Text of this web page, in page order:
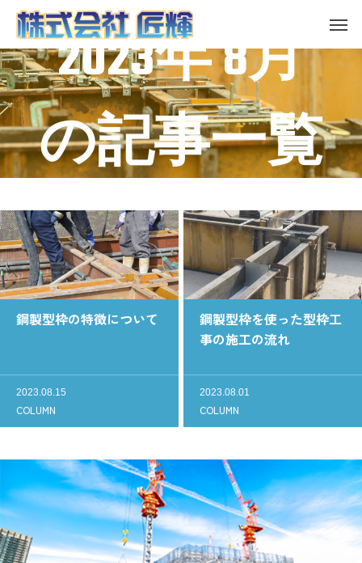
2023年 8月
の記事一覧
鋼製型枠の特徴について
2023.08.15
COLUMN
鋼製型枠を使った型枠工
事の施工の流れ
2023.08.01
COLUMN